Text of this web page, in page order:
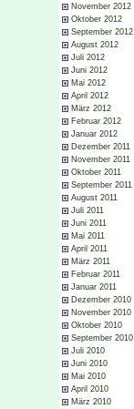
November 2012
Oktober 2012
September 2012
August 2012
Juli 2012
Juni 2012
Mai 2012
April 2012
März 2012
Februar 2012
Januar 2012
Dezember 2011
November 2011
Oktober 2011
September 2011
August 2011
Juli 2011
Juni 2011
Mai 2011
April 2011
März 2011
Februar 2011
Januar 2011
Dezember 2010
November 2010
Oktober 2010
September 2010
Juli 2010
Juni 2010
Mai 2010
April 2010
März 2010